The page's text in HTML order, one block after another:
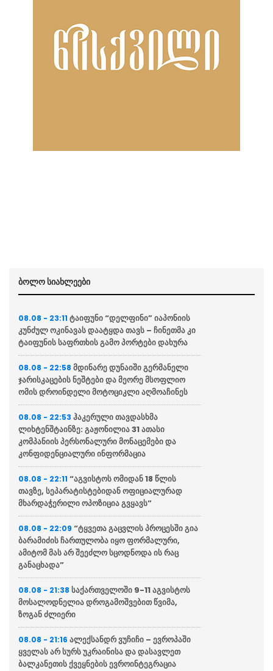
ბოლო სიახლეები
08.08 - 23:11 ტაიფუნი “დელფინი” იაპონიის
კუნძულ ოკინავას დაატყდა თავს – ჩინეთმა კი
ტაიფუნის საფრთხის გამო პორტები დახურა
08.08 - 22:58 მდინარე დუნაიში გერმანელი
ჯარისკაცების ნეშტები და მეორე მსოფლიო
ომის დროინდელი მოტოციკლი აღმოაჩინეს
08.08 - 22:53 ჰაკერული თავდასხმა
ლიხტენშტაინზე: გაჟონილია 31 ათასი
კომპანიის პერსონალური მონაცემები და
კონფიდენციალური ინფორმაცია
08.08 - 22:11 “აგვისტოს ომიდან 18 წლის
თავზე, სეპარატისტებიდან ოფიციალურად
მხარდაჭერილი ოპოზიცია გვყავს”
08.08 - 22:09 “ტყვეთა გაცვლის პროცესში გია
ბარამიძის ჩართულობა იყო ფორმალური,
ამიტომ მას არ შეეძლო სცოდნოდა ის რაც
განაცხადა”
08.08 - 21:38 საქართველოში 9-11 აგვისტოს
მოსალოდნელია დროგამოშვებით წვიმა,
ზოგან ძლიერი
08.08 - 21:16 ალექსანდრ ვუჩიჩი – ევროპაში
ყველას არ სურს უკრაინისა და დასავლეთ
ბალკანეთის ქვეყნების ევროინტეგრაცია